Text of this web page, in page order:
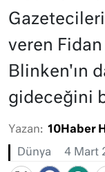
veren
Blinken'ın
gideceğini
Yazan: 10Haber
Dünya 4 Mart